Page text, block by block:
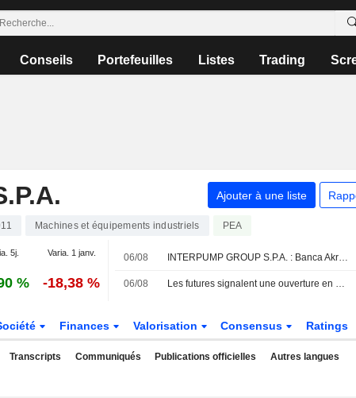
Conseils Portefeuilles Listes Trading
Ajouter à une liste
Machines et équipements industriels PEA
5j. Varia. 1 janv.
% -18,38 %
06/08 INTERPUMP GROUP S.P.A. : Banca Akros (ESN) relève son opinion
06/08 Les futures signalent une ouverture en hausse pour les Bourses européennes
Finances Valorisation Consensus Ratings
Transcripts Communiqués Publications officielles Autres langues